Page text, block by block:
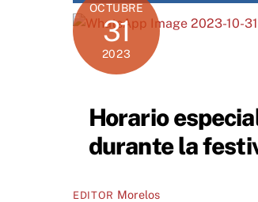
OCTUBRE
31
2023
Horario
durante la
EDITOR Morelos